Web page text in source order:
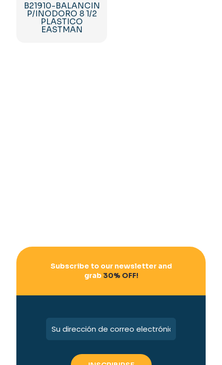
B21910-BALANCIN
P/INODORO 8 1/2
PLASTICO
EASTMAN
Subscribe to our newsletter and
grab30% OFF!